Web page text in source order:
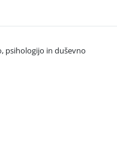
psihologijo in duševno